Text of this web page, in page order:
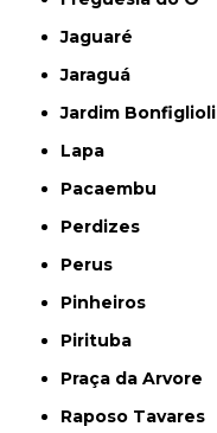
Jaguaré
Jaraguá
Jardim Bonfiglioli
Lapa
Pacaembu
Perdizes
Perus
Pinheiros
Pirituba
Praça da Arvore
Raposo Tavares